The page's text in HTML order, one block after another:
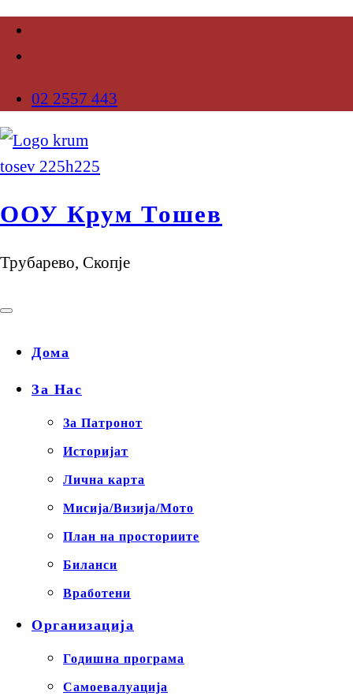
02 2557 443
ООУ Крум Тошев
Трубарево, Скопје
Дома
За Нас
За Патронот
Историјат
Лична карта
Мисија/Визија/Мото
План на просториите
Биланси
Вработени
Организација
Годишна програма
Самоевалуација